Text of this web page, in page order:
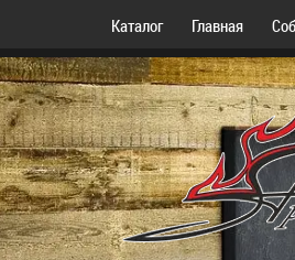
Каталог Главная